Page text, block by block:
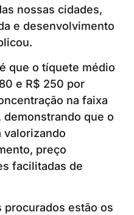
nossas cidades,
e desenvolvimento
que o tíquete médio
e R$ 250 por
na faixa
demonstrando que o
valorizando
preço
facilitadas de
procurados estão os